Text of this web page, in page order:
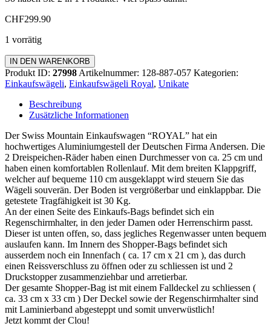
CHF299.90
1 vorrätig
Einkaufswägeli
"ROYAL"
Menge
IN DEN WARENKORB
Produkt ID: 27998 Artikelnummer: 128-887-057 Kategorien:
Einkaufswägeli, Einkaufswägeli Royal, Unikate
Beschreibung
Zusätzliche Informationen
Der Swiss Mountain Einkaufswagen “ROYAL” hat ein
hochwertiges Aluminiumgestell der Deutschen Firma Andersen. Die
2 Dreispeichen-Räder haben einen Durchmesser von ca. 25 cm und
haben einen komfortablen Rollenlauf. Mit dem breiten Klappgriff,
welcher auf bequeme 110 cm ausgeklappt wird steuern Sie das
Wägeli souverän. Der Boden ist vergrößerbar und einklappbar. Die
getestete Tragfähigkeit ist 30 Kg.
An der einen Seite des Einkaufs-Bags befindet sich ein
Regenschirmhalter, in den jeder Damen oder Herrenschirm passt.
Dieser ist unten offen, so, dass jegliches Regenwasser unten bequem
auslaufen kann. Im Innern des Shopper-Bags befindet sich
ausserdem noch ein Innenfach ( ca. 17 cm x 21 cm ), das durch
einen Reissverschluss zu öffnen oder zu schliessen ist und 2
Druckstopper zusammenziehbar und arretierbar.
Der gesamte Shopper-Bag ist mit einem Falldeckel zu schliessen (
ca. 33 cm x 33 cm ) Der Deckel sowie der Regenschirmhalter sind
mit Laminierband abgesteppt und somit unverwüstlich!
Jetzt kommt der Clou!